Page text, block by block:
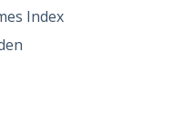
Index